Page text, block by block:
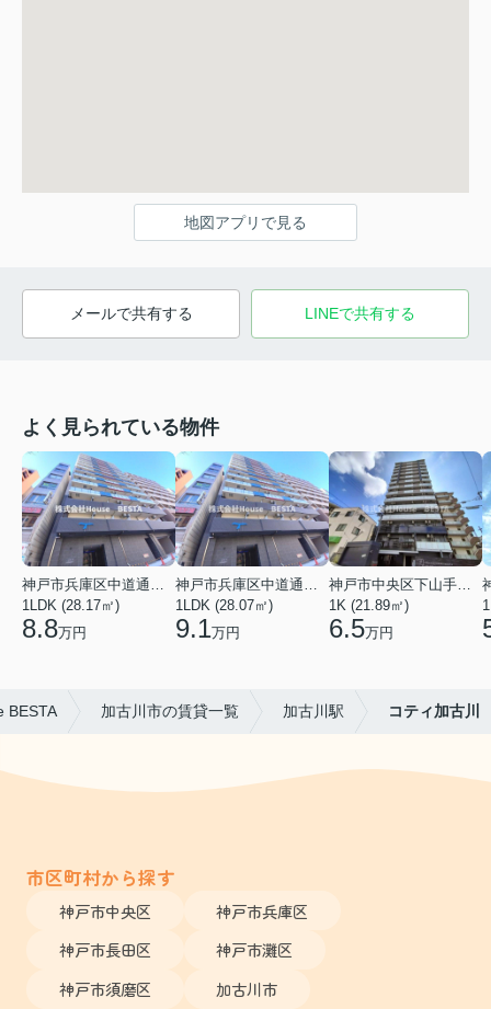
地図アプリで見る
メールで共有する LINEで共有する
よく見られている物件
1LDK (28.17㎡)
8.8万円
1LDK (28.07㎡)
9.1万円
1K (21.89㎡)
6.5万円
BESTA 加古川市の賃貸一覧 加古川駅 コティ加古川
市区町村から探す
神戸市中央区
神戸市兵庫区
神戸市長田区
神戸市灘区
神戸市須磨区
加古川市